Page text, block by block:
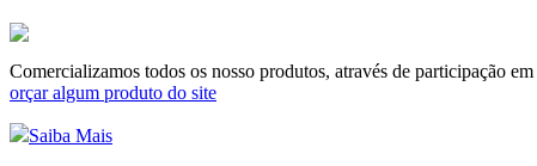
Comercializamos todos os nosso produtos, através de participação
orçar algum produto do site
Saiba Mais